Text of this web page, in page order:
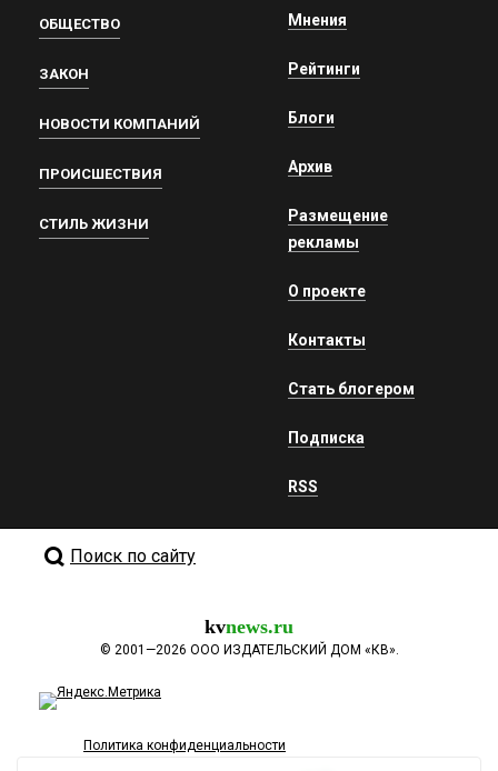
ОБЩЕСТВО
ЗАКОН
НОВОСТИ КОМПАНИЙ
ПРОИСШЕСТВИЯ
СТИЛЬ ЖИЗНИ
Мнения
Рейтинги
Блоги
Архив
Размещение
рекламы
О проекте
Контакты
Стать блогером
Подписка
RSS
Поиск по сайту
kvnews.ru
© 2001—2026 ООО ИЗДАТЕЛЬСКИЙ ДОМ «КВ».
Политика конфиденциальности